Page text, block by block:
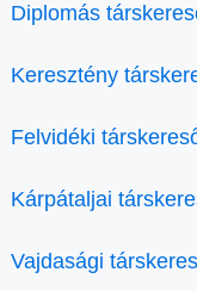
Diplomás
Keresztény
Felvidéki
Kárpátaljai
Vajdasági